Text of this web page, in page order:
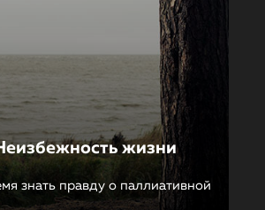
жизни
знать правду о паллиативной